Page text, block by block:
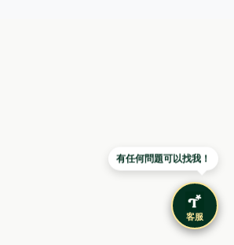
有任何問題可以找我！
客服